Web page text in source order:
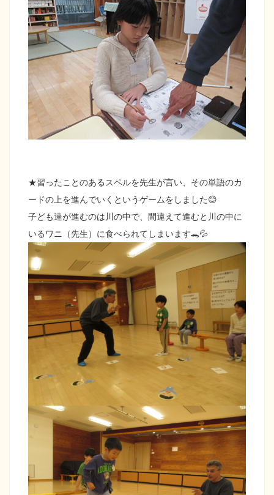
★習ったことのあるスペルを先生が言い、その単語のカ
ードの上を進んでいくというゲームをしました😊
子ども達が進むのは川の中で、間違えて進むと川の中に
いるワニ（先生）に食べられてしまいます🐊💦